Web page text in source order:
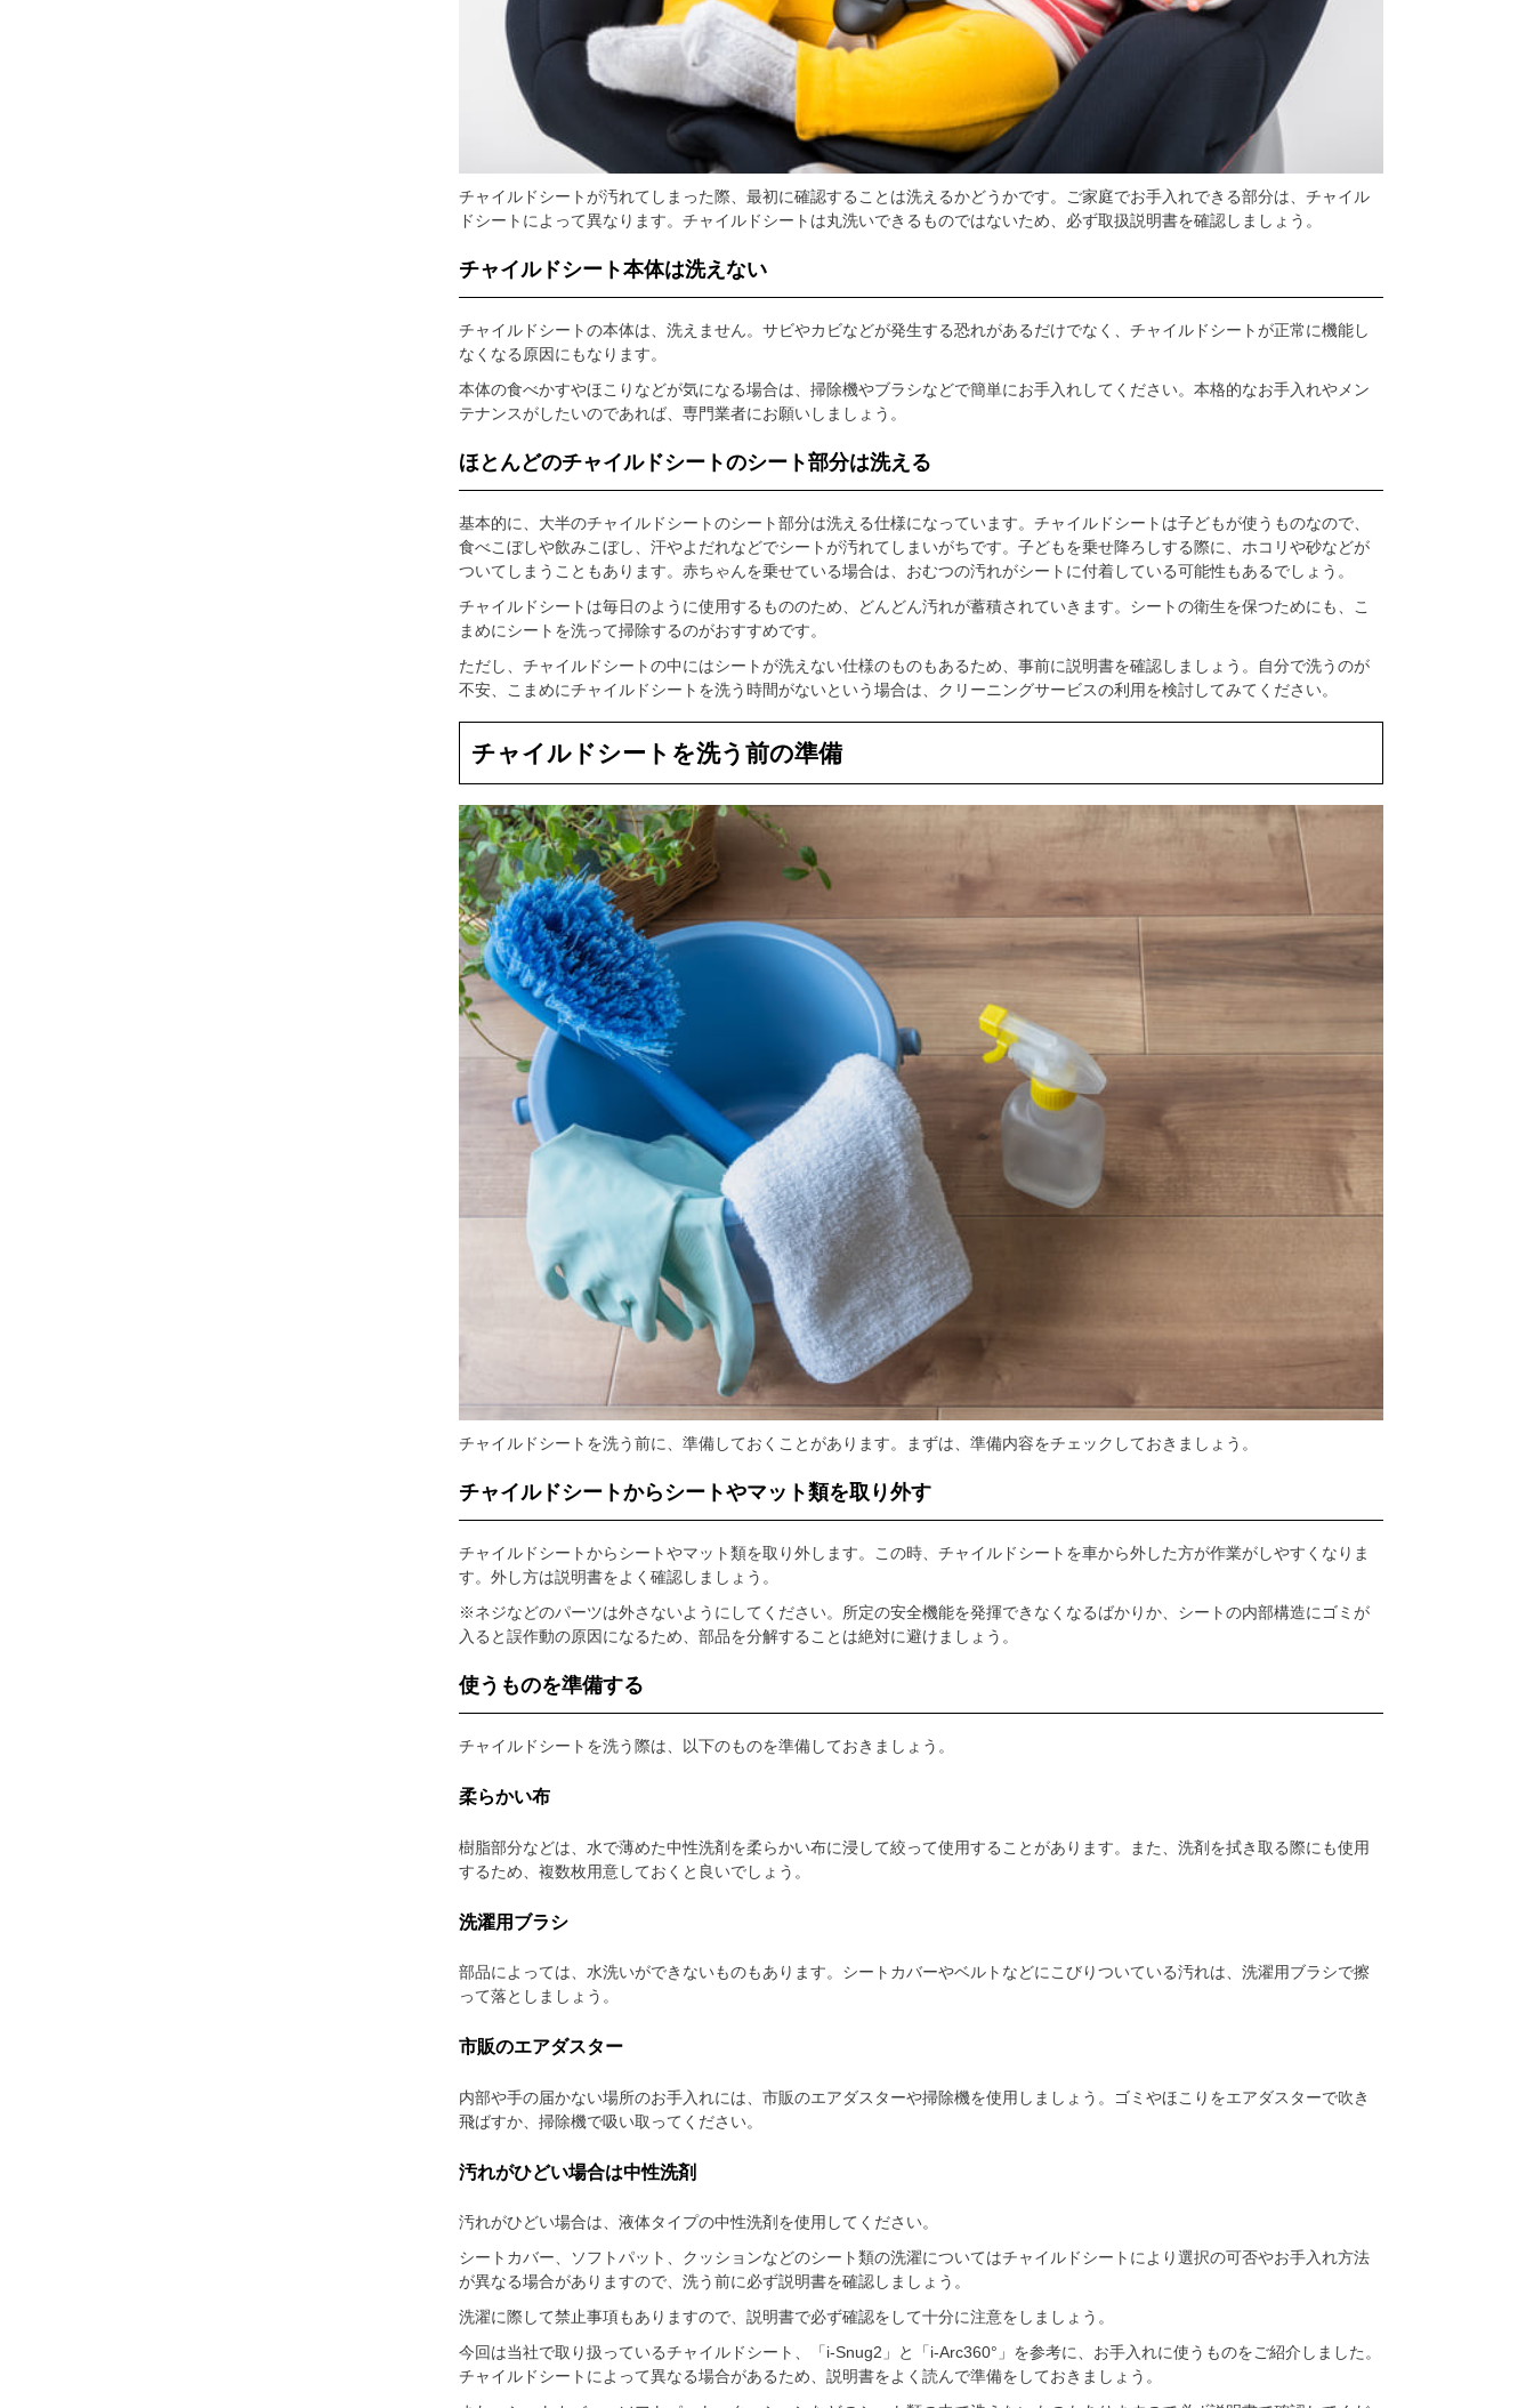
チャイルドシートが汚れてしまった際、最初に確認することは洗えるかどうかです。ご家庭でお手入れできる部分は、チャイル
ドシートによって異なります。チャイルドシートは丸洗いできるものではないため、必ず取扱説明書を確認しましょう。
チャイルドシート本体は洗えない
チャイルドシートの本体は、洗えません。サビやカビなどが発生する恐れがあるだけでなく、チャイルドシートが正常に機能し
なくなる原因にもなります。
本体の食べかすやほこりなどが気になる場合は、掃除機やブラシなどで簡単にお手入れしてください。本格的なお手入れやメン
テナンスがしたいのであれば、専門業者にお願いしましょう。
ほとんどのチャイルドシートのシート部分は洗える
基本的に、大半のチャイルドシートのシート部分は洗える仕様になっています。チャイルドシートは子どもが使うものなので、
食べこぼしや飲みこぼし、汗やよだれなどでシートが汚れてしまいがちです。子どもを乗せ降ろしする際に、ホコリや砂などが
ついてしまうこともあります。赤ちゃんを乗せている場合は、おむつの汚れがシートに付着している可能性もあるでしょう。
チャイルドシートは毎日のように使用するもののため、どんどん汚れが蓄積されていきます。シートの衛生を保つためにも、こ
まめにシートを洗って掃除するのがおすすめです。
ただし、チャイルドシートの中にはシートが洗えない仕様のものもあるため、事前に説明書を確認しましょう。自分で洗うのが
不安、こまめにチャイルドシートを洗う時間がないという場合は、クリーニングサービスの利用を検討してみてください。
チャイルドシートを洗う前の準備
チャイルドシートを洗う前に、準備しておくことがあります。まずは、準備内容をチェックしておきましょう。
チャイルドシートからシートやマット類を取り外す
チャイルドシートからシートやマット類を取り外します。この時、チャイルドシートを車から外した方が作業がしやすくなりま
す。外し方は説明書をよく確認しましょう。
※ネジなどのパーツは外さないようにしてください。所定の安全機能を発揮できなくなるばかりか、シートの内部構造にゴミが
入ると誤作動の原因になるため、部品を分解することは絶対に避けましょう。
使うものを準備する
チャイルドシートを洗う際は、以下のものを準備しておきましょう。
柔らかい布
樹脂部分などは、水で薄めた中性洗剤を柔らかい布に浸して絞って使用することがあります。また、洗剤を拭き取る際にも使用
するため、複数枚用意しておくと良いでしょう。
洗濯用ブラシ
部品によっては、水洗いができないものもあります。シートカバーやベルトなどにこびりついている汚れは、洗濯用ブラシで擦
って落としましょう。
市販のエアダスター
内部や手の届かない場所のお手入れには、市販のエアダスターや掃除機を使用しましょう。ゴミやほこりをエアダスターで吹き
飛ばすか、掃除機で吸い取ってください。
汚れがひどい場合は中性洗剤
汚れがひどい場合は、液体タイプの中性洗剤を使用してください。
シートカバー、ソフトパット、クッションなどのシート類の洗濯についてはチャイルドシートにより選択の可否やお手入れ方法
が異なる場合がありますので、洗う前に必ず説明書を確認しましょう。
洗濯に際して禁止事項もありますので、説明書で必ず確認をして十分に注意をしましょう。
今回は当社で取り扱っているチャイルドシート、「i-Snug2」と「i-Arc360°」を参考に、お手入れに使うものをご紹介しました。
チャイルドシートによって異なる場合があるため、説明書をよく読んで準備をしておきましょう。